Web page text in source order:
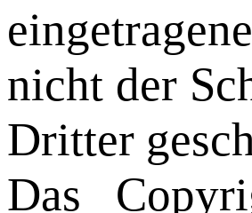
nicht der
Dritter
Das